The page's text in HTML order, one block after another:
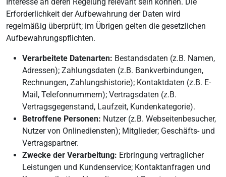
Erforderlichkeit der Aufbewahrung der Daten wird
regelmäßig überprüft; im Übrigen gelten die gesetzlichen
Aufbewahrungspflichten.
Verarbeitete Datenarten: Bestandsdaten (z.B. Namen,
Adressen); Zahlungsdaten (z.B. Bankverbindungen,
Rechnungen, Zahlungshistorie); Kontaktdaten (z.B. E-
Mail, Telefonnummern); Vertragsdaten (z.B.
Vertragsgegenstand, Laufzeit, Kundenkategorie).
Betroffene Personen: Nutzer (z.B. Webseitenbesucher,
Nutzer von Onlinediensten); Mitglieder; Geschäfts- und
Vertragspartner.
Zwecke der Verarbeitung: Erbringung vertraglicher
Leistungen und Kundenservice; Kontaktanfragen und